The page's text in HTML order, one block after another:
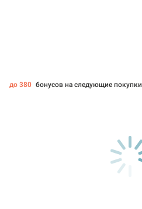
до 380 бонусов на следующие покупки